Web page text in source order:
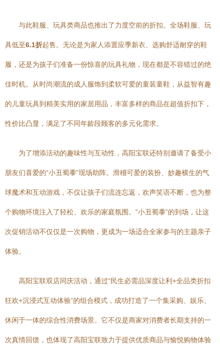
与此鞋服、玩具类商品也推出了力度空前的折扣。全场鞋服、玩
具低至6.1折起售。无论是为家人添置应季新衣、选购舒适耐穿的鞋
履，还是为孩子们准备一份惊喜的玩具礼物，现在都是不容错过的绝
佳时机。从时尚潮流的成人服饰到柔软可爱的童装童鞋，从益智有趣
的儿童玩具到精美实用的家居用品，丰富多样的商品在超值折扣下，
性价比凸显，满足了不同年龄段顾客的多元化需求。
为了增添活动的趣味性与互动性，高阳宝联还特别邀请了备受小
朋友们喜爱的“小丑蜀黍”现场助阵。滑稽可爱的装扮、妙趣横生的气
球魔术和互动游戏，不仅让孩子们流连忘返，欢声笑语不断，也为整
个购物环境注入了轻松、欢乐的家庭氛围。“小丑蜀黍”的到场，让这
次促销活动不仅仅是一次购物，更成为一场适合全家参与的主题亲子
体验。
高阳宝联双店同庆活动，通过“民生必需品深度让利+全品类折扣
狂欢+沉浸式互动体验”的组合模式，成功打造了一个集采购、娱乐、
休闲于一体的综合性消费场景。它不仅是商家对消费者长期支持的一
次真情回馈，也体现了高阳宝联致力于提供优质商品与愉悦购物体验